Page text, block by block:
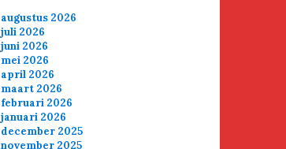
augustus 2026
juli 2026
juni 2026
mei 2026
april 2026
maart 2026
februari 2026
januari 2026
december 2025
november 2025